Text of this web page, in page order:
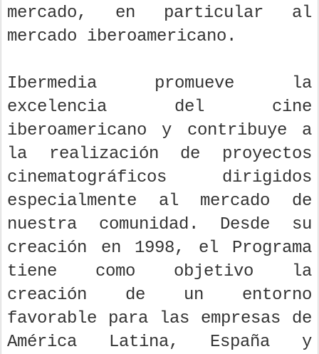
mercado, en particular al
mercado iberoamericano.
Ibermedia promueve la
excelencia del cine
iberoamericano y contribuye a
la realización de proyectos
cinematográficos dirigidos
especialmente al mercado de
nuestra comunidad. Desde su
creación en 1998, el Programa
tiene como objetivo la
creación de un entorno
favorable para las empresas de
América Latina, España y